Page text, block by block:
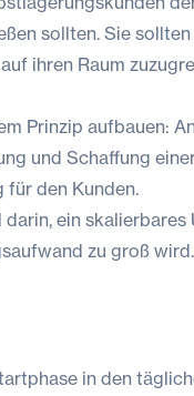
sollten. Sie
ihren Raum
Prinzip aufbauen:
und Schaffung
den Kunden.
ein
zu groß wird.
in den